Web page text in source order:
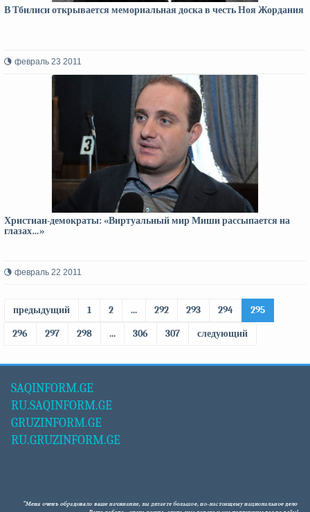
В Тбилиси открывается мемориальная доска в честь Ноя Жордания
февраль 23 2011
Христиан-демократы: «Виртуальный мир Миши рассыпается на
глазах…»
февраль 22 2011
предыдущий 1 2 ... 292 293 294
295
296
297 298 ... 306 307 следующий
SAQINFORM.GE
RU.SAQINFORM.GE
GRUZINFORM.GE
RU.GRUZINFORM.GE